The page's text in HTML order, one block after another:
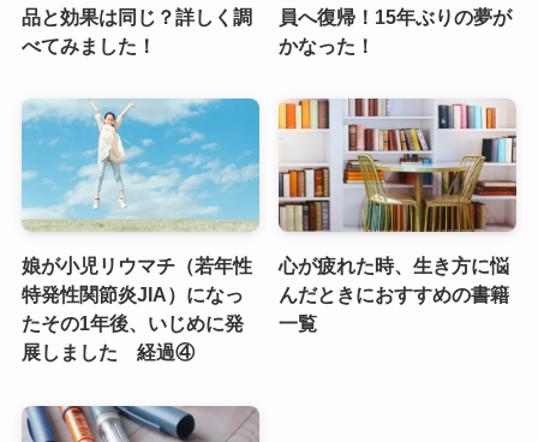
品と効果は同じ？詳しく調
べてみました！
員へ復帰！15年ぶりの夢が
かなった！
娘が小児リウマチ（若年性
特発性関節炎JIA）になっ
たその1年後、いじめに発
展しました 経過④
心が疲れた時、生き方に悩
んだときにおすすめの書籍
一覧